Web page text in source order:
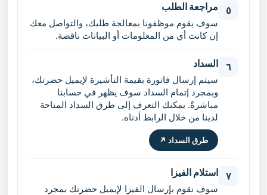
٥ مراجعة الطلب
سوف يقوم موظفونا بمعالجة طلبك، والتواصل معك
إن كانت أي من المعلومات أو البيانات ناقصة.
٦ السداد
سيتم إرسال فاتورة بقيمة التأشيرة لإيميل حضرتك،
وبمجرد إتمام السداد سوف يظهر في حسابنا
مباشرةً. يمكنك التعرف إلى طرق السداد المتاحة
لدينا من خلال الرابط أدناه.
طرق السداد ↗
٧ استلام الفيزا
سوف نقوم بإرسال الفيزا لإيميل حضرتك بمجرد